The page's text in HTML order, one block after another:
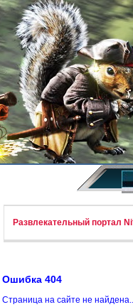
Развлекательный портал
Ошибка 404
Страница на сайте не